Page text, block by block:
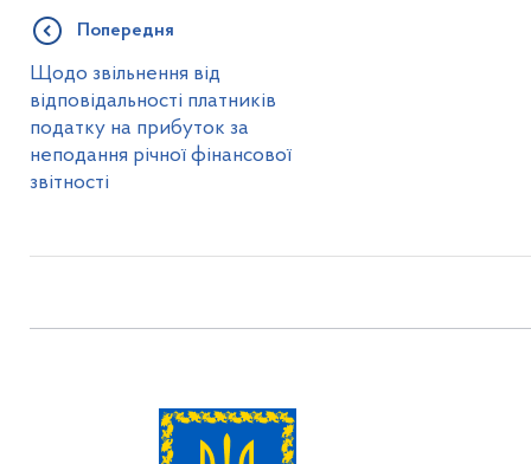
Попередня
Щодо звільнення від
відповідальності платників
податку на прибуток за
неподання річної фінансової
звітності